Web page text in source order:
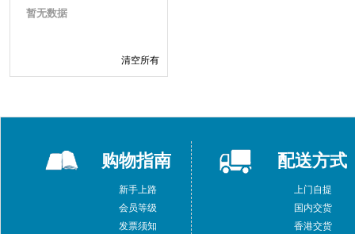
暂无数据
清空所有
购物指南
新手上路
会员等级
发票须知
配送方式
上门自提
国内交货
香港交货